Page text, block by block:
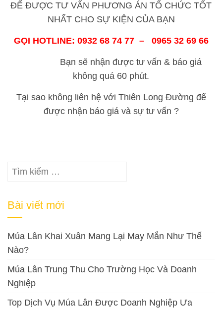
ĐỂ ĐƯỢC TƯ VẤN PHƯƠNG ÁN TỔ CHỨC TỐT
NHẤT CHO SỰ KIỆN CỦA BẠN
GỌI HOTLINE: 0932 68 74 77 – 0965 32 69 66
Bạn sẽ nhận được tư vấn & báo giá
không quá 60 phút.
Tại sao không liên hệ với Thiên Long Đường để
được nhận báo giá và sự tư vấn ?
Tìm
Bài viết mới
Múa Lân Khai Xuân Mang Lại May Mắn Như Thế
Nào?
Múa Lân Trung Thu Cho Trường Học Và Doanh
Nghiệp
Top Dịch Vụ Múa Lân Được Doanh Nghiệp Ưa